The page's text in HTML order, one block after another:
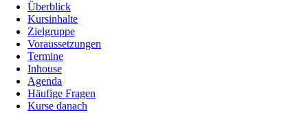
Überblick
Kursinhalte
Zielgruppe
Voraussetzungen
Termine
Inhouse
Agenda
Häufige Fragen
Kurse danach